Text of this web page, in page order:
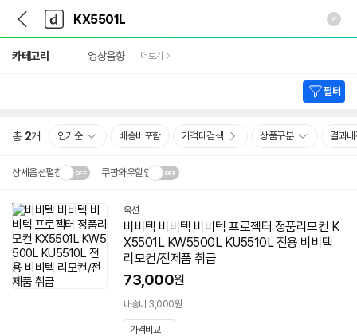
다
나
와
가
기
다
와
메
인
카테고리 영상음향 더보기
필터
총 2개 인기순 배송비포함 가격대검색 상품구분 결과
상세옵션펼침 쿠팡와우할인
설치 환경·지역에 따라
배송·설치비가 달라집니다.닫
기
옥션
비비텍 비비텍 비비텍 프로젝터 정품리모컨 K
X5501LKW5500L KU5510L 전용 비비텍
리모컨/전제품 취급
73,000원
배송비 3,000원
가격비교